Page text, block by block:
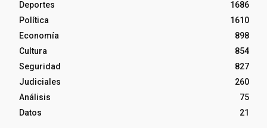
Deportes
1686
Política
1610
Economía
898
Cultura
854
Seguridad
827
Judiciales
260
Análisis
75
Datos
21